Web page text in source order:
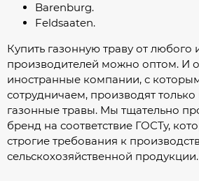
Barenburg.
Feldsaaten.
Купить газонную траву от любого
производителей можно оптом. И
иностранные компании, с
сотрудничаем, производят
газонные травы. Мы тщательно
бренд на соответствие ГОСТу,
строгие требования к
сельскохозяйственной продукции.